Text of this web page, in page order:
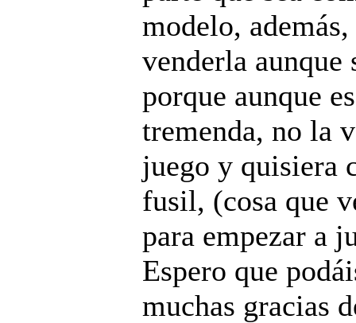
modelo,
venderla aunque
porque aunque
tremenda, no la
juego y quisiera
fusil, (cosa que
para empezar a
Espero que
muchas gracias